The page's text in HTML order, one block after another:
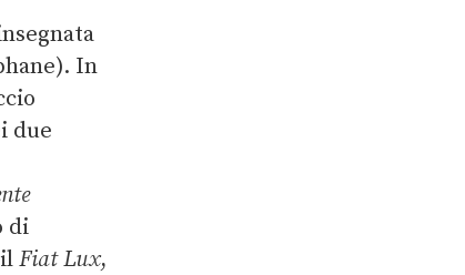
In
due
di
Fiat Lux,